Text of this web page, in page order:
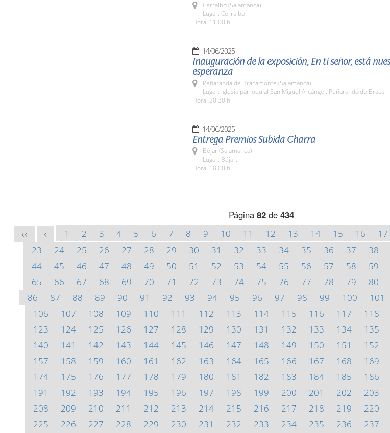
Cerralbo (Salamanca)
Lugar: Cerralbo
Hora: 11:00 h.
14/06/2025
Inauguración de la exposición, En ti señor, está
esperanza
Peñaranda de Bracamonte (Salamanca)
Lugar: Iglesia parroquial San Miguel Arcángel. Peñaranda de
Hora: 20:30 h.
14/06/2025
Entrega Premios Subida Charra
Béjar (Salamanca)
Lugar: Béjar.
Hora: 18:00 h.
Página 82 de 434
<< < 1 2 3 4 5 6 7 8 9 10 11 12 13 14 15 16 17
23
24 25 26 27 28 29 30 31 32 33 34 35 36 37 38
44
45 46 47 48 49 50 51 52 53 54 55 56 57 58 59
65
66 67 68 69 70 71 72 73 74 75 76 77 78 79 80
86
87 88 89 90 91 92 93 94 95 96 97 98 99 100 101
106
107 108 109 110 111 112 113 114 115 116 117 118
123
124 125 126 127 128 129 130 131 132 133 134 135
140
141 142 143 144 145 146 147 148 149 150 151 152
157
158 159 160 161 162 163 164 165 166 167 168 169
174
175 176 177 178 179 180 181 182 183 184 185 186
191
192 193 194 195 196 197 198 199 200 201 202 203
208
209 210 211 212 213 214 215 216 217 218 219 220
225
226 227 228 229 230 231 232 233 234 235 236 237